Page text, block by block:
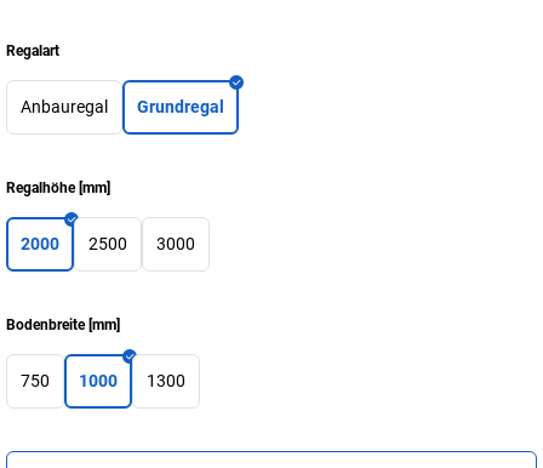
Regalart
Anbauregal Grundregal
Regalhöhe[mm]
2000 2500 3000
Bodenbreite[mm]
750 1000 1300